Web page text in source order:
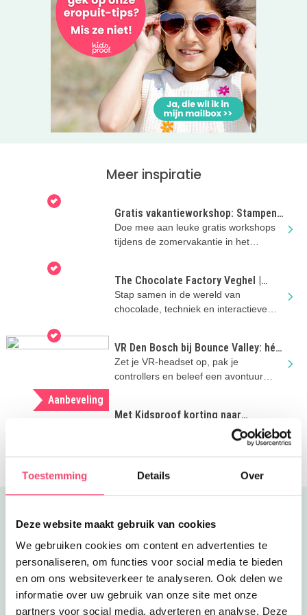
Toestemming Details Over
Deze website maakt gebruik van cookies
We gebruiken cookies om content en advertenties te
personaliseren, om functies voor social media te bieden
en om ons websiteverkeer te analyseren. Ook delen we
informatie over uw gebruik van onze site met onze
partners voor social media, adverteren en analyse. Deze
Meer inspiratie
Gratis vakantieworkshop: Stampen,
bouwen, groeien
Doe mee aan leuke gratis workshops
tijdens de zomervakantie in het
The Chocolate Factory Veghel |
Zomervakantie met kinderen
Stap samen in de wereld van
chocolade, techniek en interactieve
VR Den Bosch bij Bounce Valley: hét
zomervakantie-uitje vol avontuur
Zet je VR-headset op, pak je
controllers en beleef een avontuur
Aanbeveling
Met Kidsproof korting naar
Klimmen, klauteren, springen,
spetteren én de hele dag onbeperkt
eten en drinken..
Uitgelicht